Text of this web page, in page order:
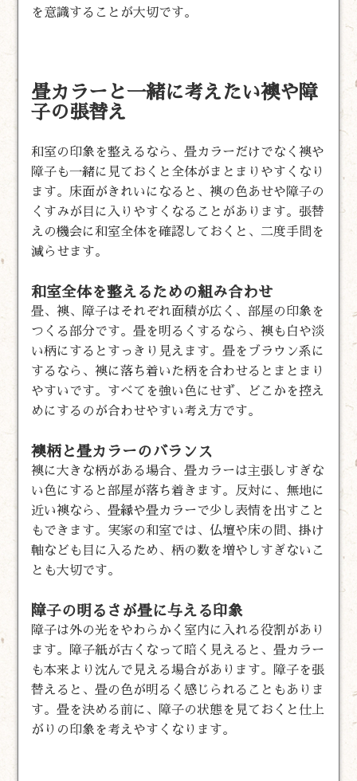
を意識することが大切です。
畳カラーと一緒に考えたい襖や障
子の張替え
和室の印象を整えるなら、畳カラーだけでなく襖や
障子も一緒に見ておくと全体がまとまりやすくなり
ます。床面がきれいになると、襖の色あせや障子の
くすみが目に入りやすくなることがあります。張替
えの機会に和室全体を確認しておくと、二度手間を
減らせます。
和室全体を整えるための組み合わせ
畳、襖、障子はそれぞれ面積が広く、部屋の印象を
つくる部分です。畳を明るくするなら、襖も白や淡
い柄にするとすっきり見えます。畳をブラウン系に
するなら、襖に落ち着いた柄を合わせるとまとまり
やすいです。すべてを強い色にせず、どこかを控え
めにするのが合わせやすい考え方です。
襖柄と畳カラーのバランス
襖に大きな柄がある場合、畳カラーは主張しすぎな
い色にすると部屋が落ち着きます。反対に、無地に
近い襖なら、畳縁や畳カラーで少し表情を出すこと
もできます。実家の和室では、仏壇や床の間、掛け
軸なども目に入るため、柄の数を増やしすぎないこ
とも大切です。
障子の明るさが畳に与える印象
障子は外の光をやわらかく室内に入れる役割があり
ます。障子紙が古くなって暗く見えると、畳カラー
も本来より沈んで見える場合があります。障子を張
替えると、畳の色が明るく感じられることもありま
す。畳を決める前に、障子の状態を見ておくと仕上
がりの印象を考えやすくなります。